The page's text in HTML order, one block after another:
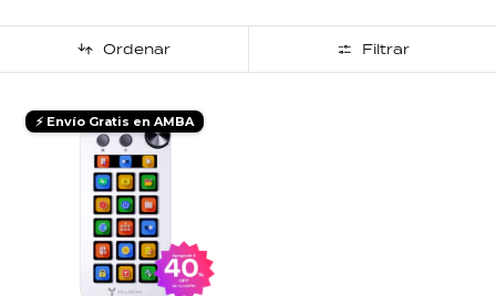
Ordenar Filtrar
⚡ Envío Gratis en AMBA